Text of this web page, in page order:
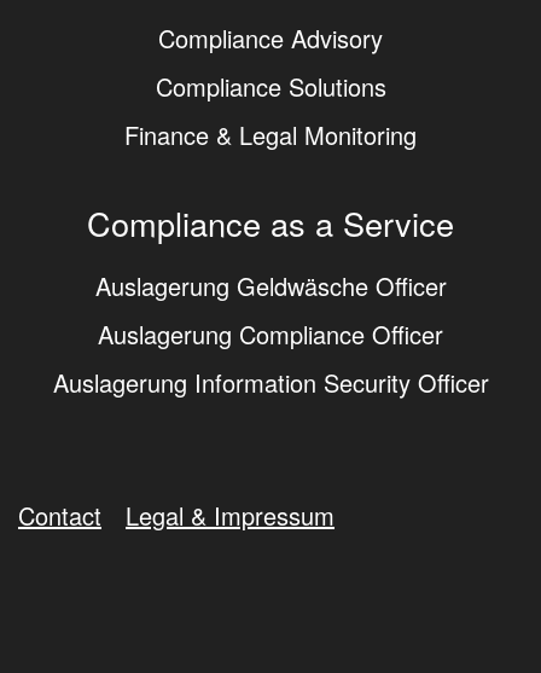
Compliance Advisory
Compliance Solutions
Finance & Legal Monitoring
Compliance as a Service
Auslagerung Geldwäsche Officer
Auslagerung Compliance Officer
Auslagerung Information Security Officer
Contact Legal & Impressum